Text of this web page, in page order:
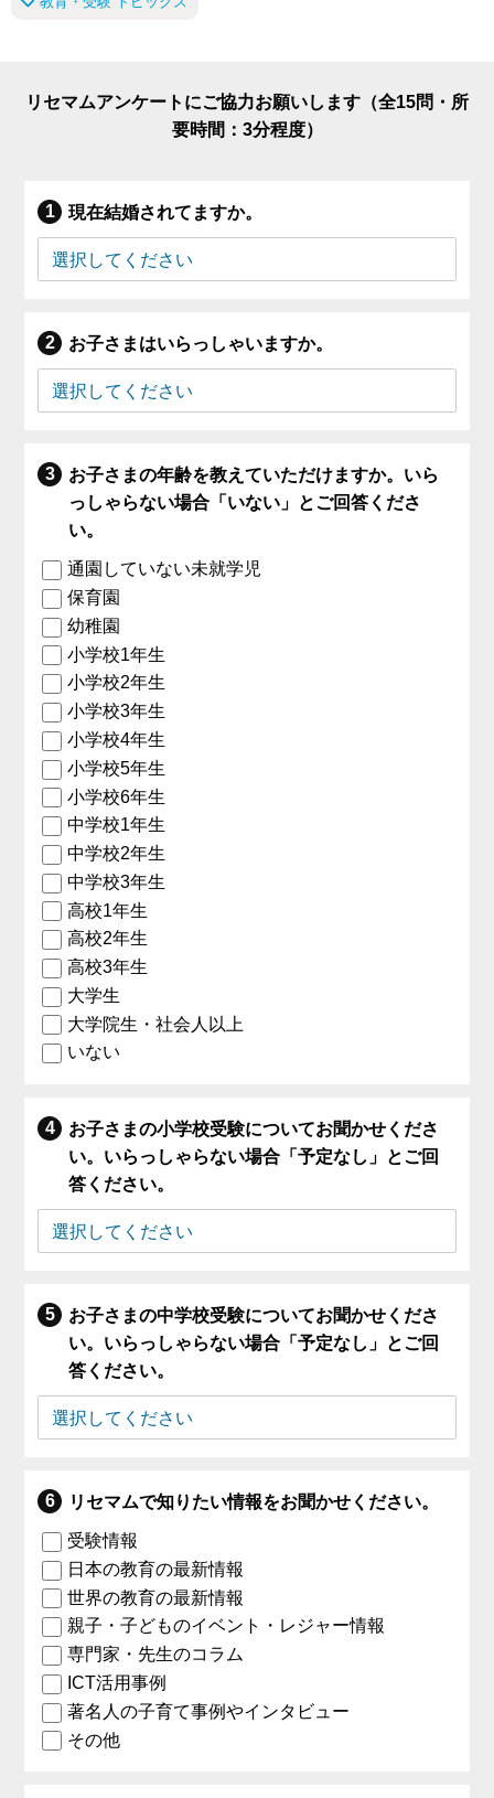
リセマムアンケートにご協力お願いします（全15問・所
要時間：3分程度）
現在結婚されてますか。
お子さまはいらっしゃいますか。
お子さまの年齢を教えていただけますか。いら
っしゃらない場合「いない」とご回答くださ
い。
通園していない未就学児
保育園
幼稚園
小学校1年生
小学校2年生
小学校3年生
小学校4年生
小学校5年生
小学校6年生
中学校1年生
中学校2年生
中学校3年生
高校1年生
高校2年生
高校3年生
大学生
大学院生・社会人以上
いない
お子さまの小学校受験についてお聞かせくださ
い。いらっしゃらない場合「予定なし」とご回
答ください。
お子さまの中学校受験についてお聞かせくださ
い。いらっしゃらない場合「予定なし」とご回
答ください。
リセマムで知りたい情報をお聞かせください。
受験情報
日本の教育の最新情報
世界の教育の最新情報
親子・子どものイベント・レジャー情報
専門家・先生のコラム
ICT活用事例
著名人の子育て事例やインタビュー
その他